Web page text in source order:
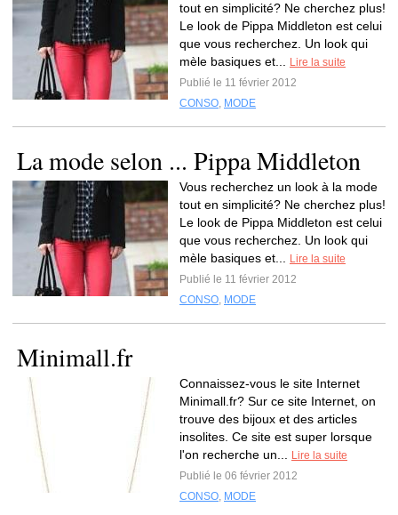
tout en simplicité? Ne cherchez plus!
Le look de Pippa Middleton est celui
que vous recherchez. Un look qui
mèle basiques et...
Lire la suite
Publié le 11 février 2012
CONSO, MODE
La mode selon ... Pippa Middleton
Vous recherchez un look à la mode
tout en simplicité? Ne cherchez plus!
Le look de Pippa Middleton est celui
que vous recherchez. Un look qui
mèle basiques et...
Lire la suite
Publié le 11 février 2012
CONSO, MODE
Minimall.fr
Connaissez-vous le site Internet
Minimall.fr? Sur ce site Internet, on
trouve des bijoux et des articles
insolites. Ce site est super lorsque
l'on recherche un...
Lire la suite
Publié le 06 février 2012
CONSO, MODE